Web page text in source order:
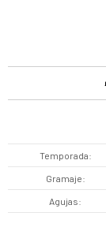
Temporada
Gramaje
Agujas